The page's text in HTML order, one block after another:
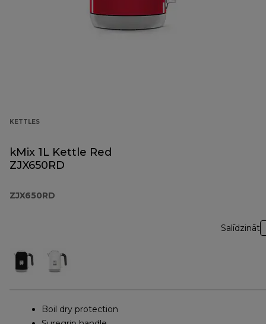
KETTLES
kMix 1L Kettle Red
ZJX650RD
ZJX650RD
Salīdzināt
Boil dry protection